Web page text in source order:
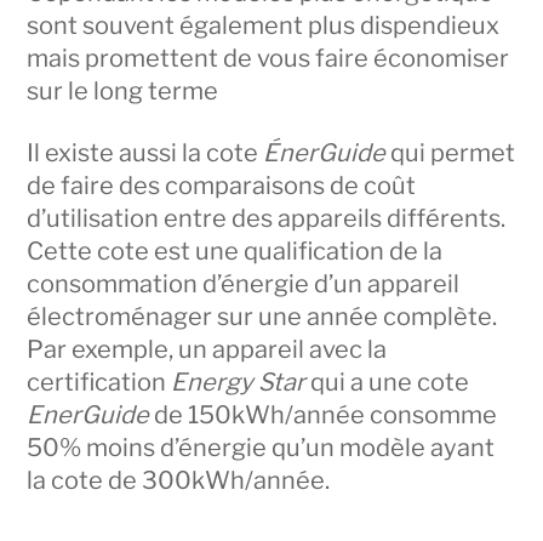
sont souvent également plus dispendieux
mais promettent de vous faire économiser
sur le long terme
Il existe aussi la cote ÉnerGuidequi permet
de faire des comparaisons de coût
d’utilisation entre des appareils différents.
Cette cote est une qualification de la
consommation d’énergie d’un appareil
électroménager sur une année complète.
Par exemple, un appareil avec la
certification Energy Starqui a une cote
EnerGuidede 150kWh/année consomme
50% moins d’énergie qu’un modèle ayant
la cote de 300kWh/année.